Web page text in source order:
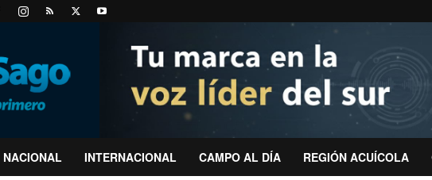
NACIONAL INTERNACIONAL CAMPO AL DÍA REGIÓN ACUÍCOLA